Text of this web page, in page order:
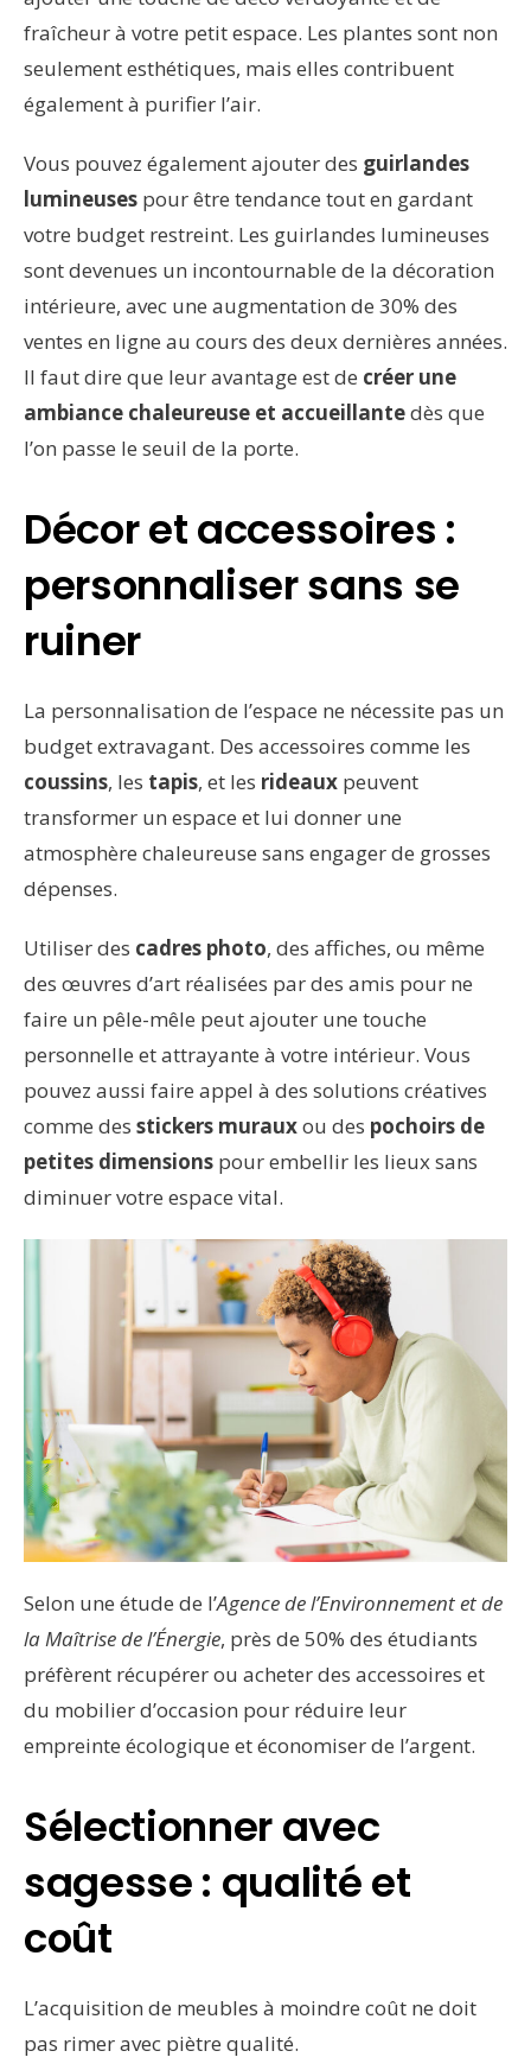
fraîcheur à votre petit espace. Les plantes sont non
seulement esthétiques, mais elles contribuent
également à purifier l’air.
Vous pouvez également ajouter des guirlandes
lumineuses pour être tendance tout en gardant
votre budget restreint. Les guirlandes lumineuses
sont devenues un incontournable de la décoration
intérieure, avec une augmentation de 30% des
ventes en ligne au cours des deux dernières années.
Il faut dire que leur avantage est de créer une
ambiance chaleureuse et accueillantedès que
l’on passe le seuil de la porte.
Décor et accessoires :
personnaliser sans se
ruiner
La personnalisation de l’espace ne nécessite pas un
budget extravagant. Des accessoires comme les
coussins, les tapis, et les rideaux peuvent
transformer un espace et lui donner une
atmosphère chaleureuse sans engager de grosses
dépenses.
Utiliser des cadres photo, des affiches, ou même
des œuvres d’art réalisées par des amis pour ne
faire un pêle-mêle peut ajouter une touche
personnelle et attrayante à votre intérieur. Vous
pouvez aussi faire appel à des solutions créatives
comme des stickers murauxou des pochoirs de
petites dimensions pour embellir les lieux sans
diminuer votre espace vital.
Selon une étude de l’Agence de l’Environnement et de
la Maîtrise de l’Énergie, près de 50% des étudiants
préfèrent récupérer ou acheter des accessoires et
du mobilier d’occasion pour réduire leur
empreinte écologique et économiser de l’argent.
Sélectionner avec
sagesse : qualité et
coût
L’acquisition de meubles à moindre coût ne doit
pas rimer avec piètre qualité.